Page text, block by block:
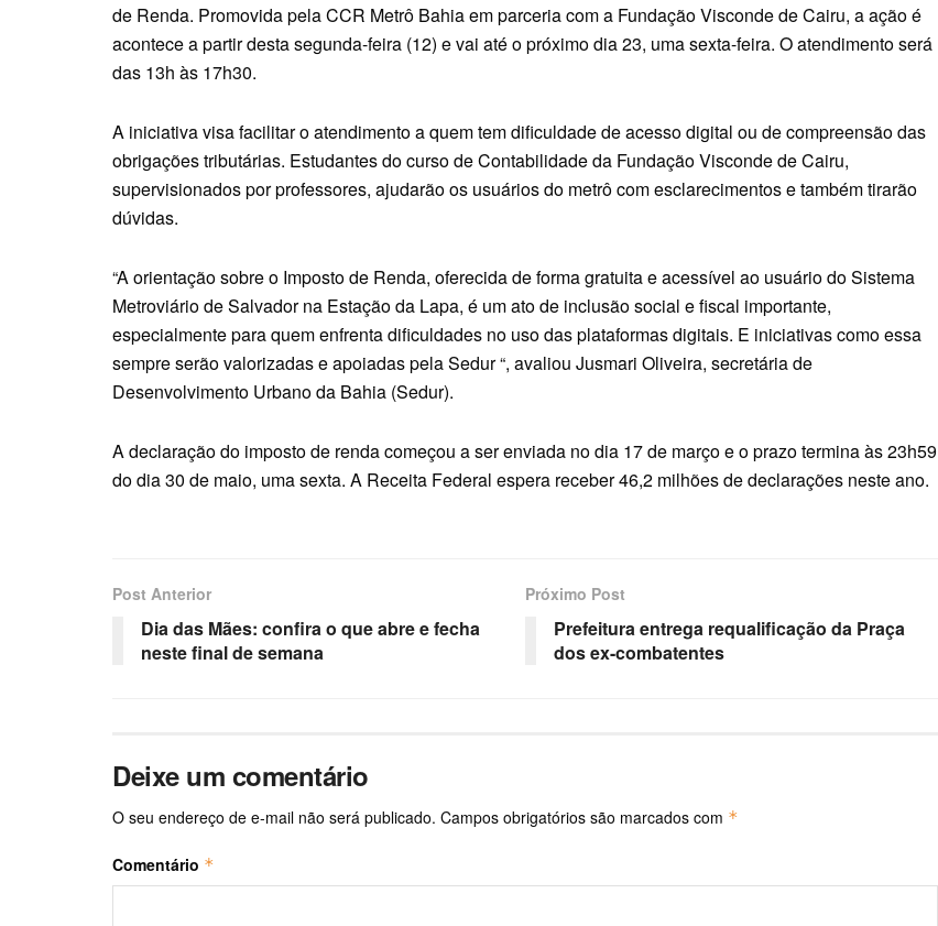
de Renda. Promovida pela CCR Metrô Bahia em parceria com a Fundação Visconde de Cairu, a ação é
acontece a partir desta segunda-feira (12) e vai até o próximo dia 23, uma sexta-feira. O atendimento será
das 13h às 17h30.
A iniciativa visa facilitar o atendimento a quem tem dificuldade de acesso digital ou de compreensão das
obrigações tributárias. Estudantes do curso de Contabilidade da Fundação Visconde de Cairu,
supervisionados por professores, ajudarão os usuários do metrô com esclarecimentos e também tirarão
dúvidas.
“A orientação sobre o Imposto de Renda, oferecida de forma gratuita e acessível ao usuário do Sistema
Metroviário de Salvador na Estação da Lapa, é um ato de inclusão social e fiscal importante,
especialmente para quem enfrenta dificuldades no uso das plataformas digitais. E iniciativas como essa
sempre serão valorizadas e apoiadas pela Sedur “, avaliou Jusmari Oliveira, secretária de
Desenvolvimento Urbano da Bahia (Sedur).
A declaração do imposto de renda começou a ser enviada no dia 17 de março e o prazo termina às 23h59
do dia 30 de maio, uma sexta. A Receita Federal espera receber 46,2 milhões de declarações neste ano.
Post Anterior
Dia das Mães: confira o que abre e fecha
neste final de semana
Próximo Post
Prefeitura entrega requalificação da Praça
dos ex-combatentes
Deixe um comentário
O seu endereço de e-mail não será publicado. Campos obrigatórios são marcados com *
Comentário *